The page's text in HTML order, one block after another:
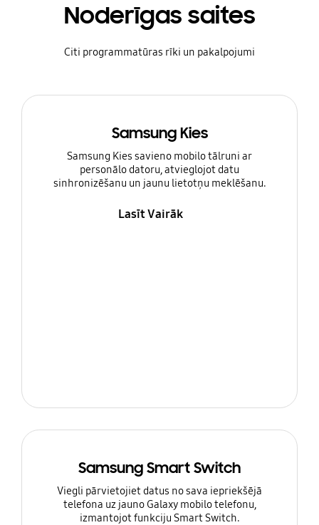
Noderīgas saites
Citi programmatūras rīki un pakalpojumi
Samsung Kies
Samsung Kies savieno mobilo tālruni ar
personālo datoru, atvieglojot datu
sinhronizēšanu un jaunu lietotņu meklēšanu.
Lasīt Vairāk
Samsung Smart Switch
Viegli pārvietojiet datus no sava iepriekšējā
telefona uz jauno Galaxy mobilo telefonu,
izmantojot funkciju Smart Switch.